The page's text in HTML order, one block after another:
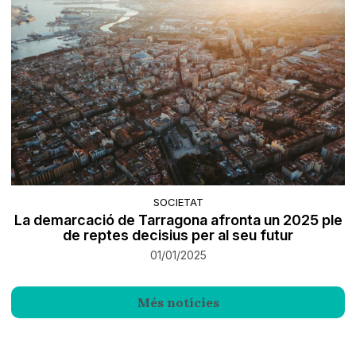
SOCIETAT
La demarcació de Tarragona afronta un 2025 ple
de reptes decisius per al seu futur
01/01/2025
Més notícies